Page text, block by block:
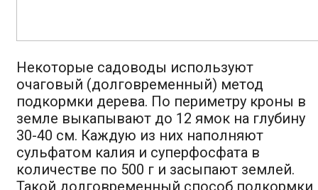
Некоторые садоводы используют
очаговый (долговременный) метод
подкормки дерева. По периметру кроны в
земле выкапывают до 12 ямок на глубину
30-40 см. Каждую из них наполняют
сульфатом калия и суперфосфата в
количестве по 500 г и засыпают землей.
Такой долговременный способ подкормки